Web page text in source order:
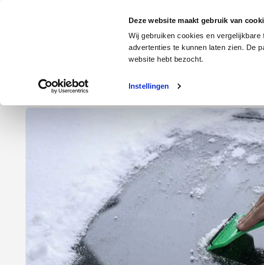
Deze website maakt gebruik van
Wij gebruiken cookies en
advertenties te kunnen laten zien. De
website hebt bezocht.
Instellingen
Energie Verzekeringen
Energie